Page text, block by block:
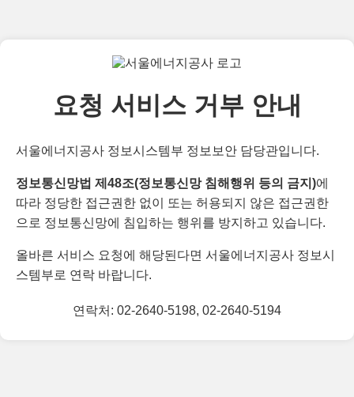
요청 서비스 거부 안내
서울에너지공사 정보시스템부 정보보안 담당관입니다.
정보통신망법 제48조(정보통신망 침해행위 등의 금지)에
따라 정당한 접근권한 없이 또는 허용되지 않은 접근권한
으로 정보통신망에 침입하는 행위를 방지하고 있습니다.
올바른 서비스 요청에 해당된다면 서울에너지공사 정보시
스템부로 연락 바랍니다.
연락처: 02-2640-5198, 02-2640-5194